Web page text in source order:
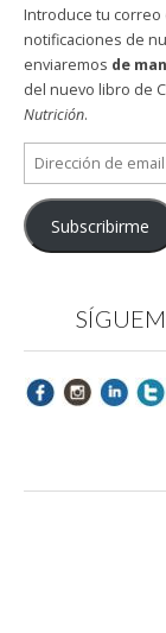
Introduce tu correo
notificaciones de
enviaremos de
del nuevo libro de
Nutrición.
Dirección
de
email
Subscribirme